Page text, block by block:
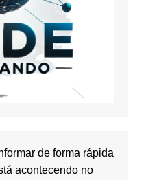
de forma rápida
acontecendo no